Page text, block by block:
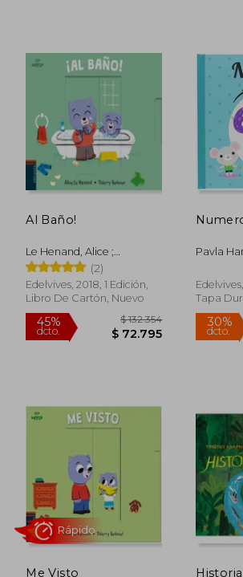
45%
dcto.
$ 107.650
$ 59.207
Al Baño!
Le Henand, Alice ;
Bedouet, Thierry
(2)
Edelvives, 2018, 1 Edición,
Libro De Cartón, Nuevo
Pavla
Tapa
Me Visto